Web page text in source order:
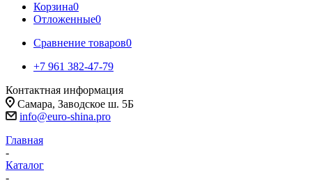
Корзина0
Отложенные0
Сравнение товаров0
+7 961 382-47-79
Контактная информация
Самара, Заводское ш. 5Б
info@euro-shina.pro
Главная
-
Каталог
-